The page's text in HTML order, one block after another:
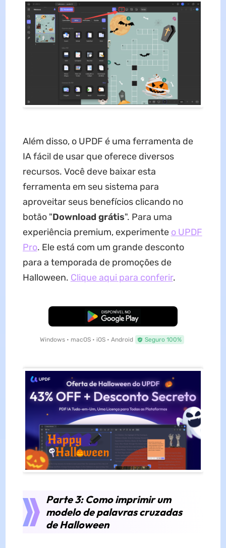
Além disso, o UPDF é uma ferramenta de
IA fácil de usar que oferece diversos
recursos. Você deve baixar esta
ferramenta em seu sistema para
aproveitar seus benefícios clicando no
botão "Download grátis". Para uma
experiência premium, experimente o UPDF
Pro. Ele está com um grande desconto
para a temporada de promoções de
Halloween. Clique aqui para conferir.
Baixar Grátis
Windows • macOS • iOS • Android Seguro 100%
Parte 3: Como imprimir um
modelo de palavras cruzadas
de Halloween